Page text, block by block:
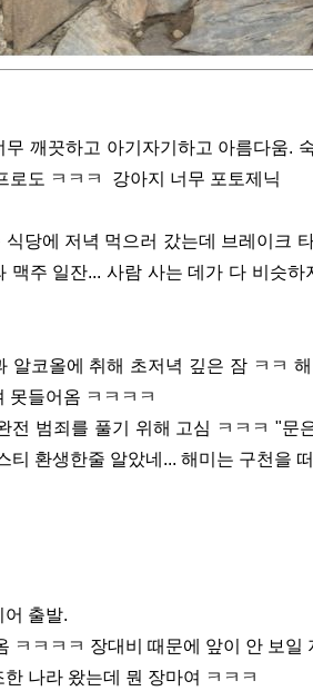
무 깨끗하고 아기자기하고 아름다움.
로도 ㅋㅋㅋ 강아지 너무 포토제닉
식당에 저녁 먹으러 갔는데 브레이크
맥주 일잔... 사람 사는 데가 다 비슷
알코올에 취해 초저녁 깊은 잠 ㅋㅋ
못들어옴 ㅋㅋㅋㅋ
전 범죄를 풀기 위해 고심 ㅋㅋㅋ "문
티 환생한줄 알았네 ... 해미는 구천을
어 출발.
ㅋㅋㅋㅋ 장대비 때문에 앞이 안 보일
나라 왔는데 뭔 장마여 ㅋㅋㅋ